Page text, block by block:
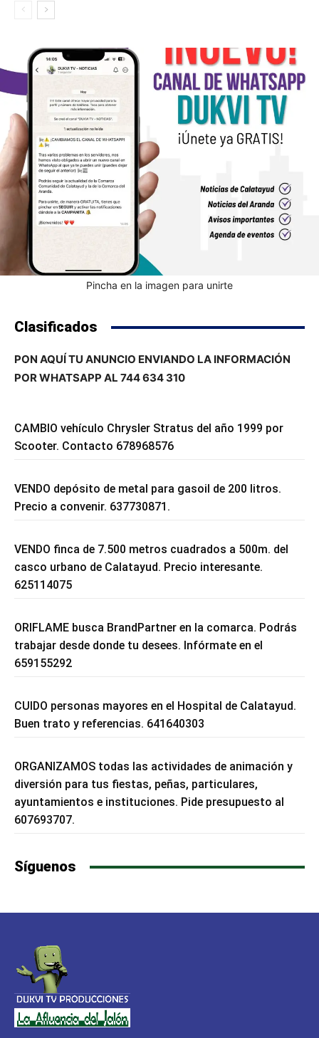
Pincha en la imagen para unirte
Clasificados
PON AQUÍ TU ANUNCIO ENVIANDO LA INFORMACIÓN
POR WHATSAPP AL 744 634 310
CAMBIO vehículo Chrysler Stratus del año 1999 por
Scooter. Contacto 678968576
VENDO depósito de metal para gasoil de 200 litros.
Precio a convenir. 637730871.
VENDO finca de 7.500 metros cuadrados a 500m. del
casco urbano de Calatayud. Precio interesante.
625114075
ORIFLAME busca BrandPartner en la comarca. Podrás
trabajar desde donde tu desees. Infórmate en el
659155292
CUIDO personas mayores en el Hospital de Calatayud.
Buen trato y referencias. 641640303
ORGANIZAMOS todas las actividades de animación y
diversión para tus fiestas, peñas, particulares,
ayuntamientos e instituciones. Pide presupuesto al
607693707.
Síguenos